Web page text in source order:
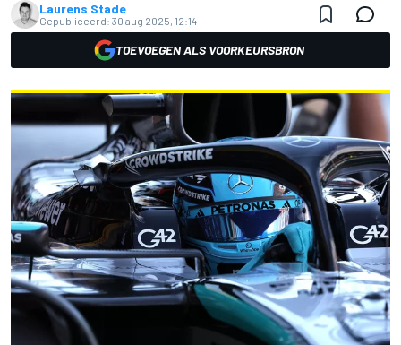
Laurens Stade
Gepubliceerd: 30 aug 2025, 12:14
TOEVOEGEN ALS VOORKEURSBRON